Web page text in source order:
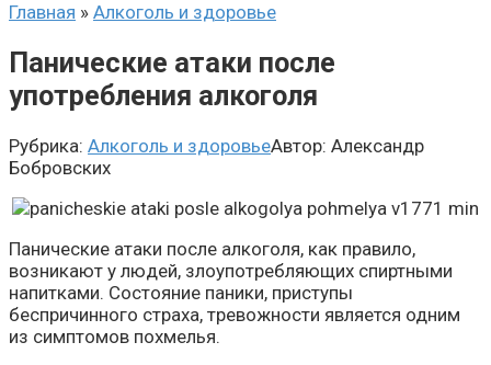
Главная » Алкоголь и здоровье
Панические атаки после
употребления алкоголя
Рубрика: Алкоголь и здоровьеАвтор: Александр
Бобровских
Панические атаки после алкоголя, как правило,
возникают у людей, злоупотребляющих спиртными
напитками. Состояние паники, приступы
беспричинного страха, тревожности является одним
из симптомов похмелья.